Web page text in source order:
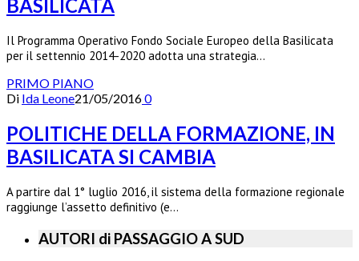
BASILICATA
Il Programma Operativo Fondo Sociale Europeo della Basilicata
per il settennio 2014-2020 adotta una strategia…
PRIMO PIANO
Di Ida Leone21/05/20160
POLITICHE DELLA FORMAZIONE, IN
BASILICATA SI CAMBIA
A partire dal 1° luglio 2016, il sistema della formazione regionale
raggiunge l’assetto definitivo (e…
AUTORI di PASSAGGIO A SUD